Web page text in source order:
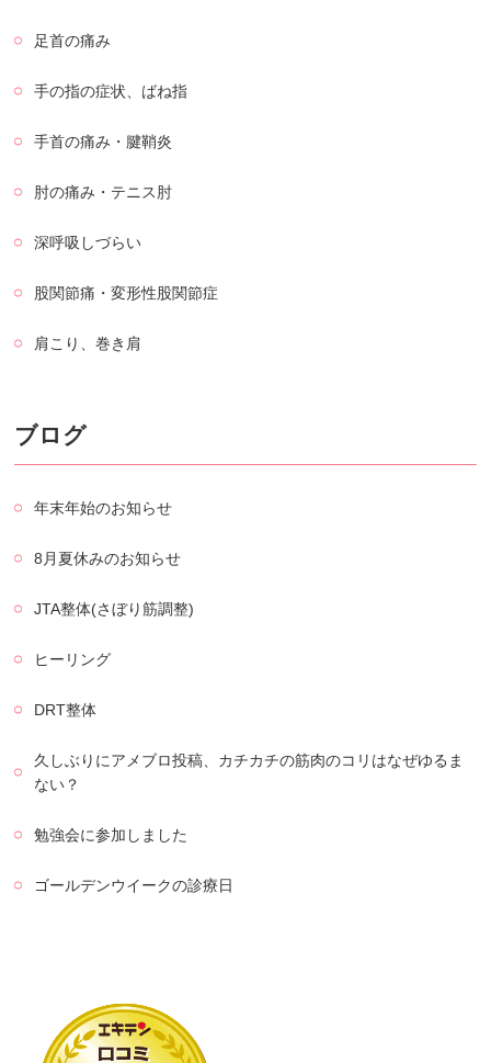
足首の痛み
手の指の症状、ばね指
手首の痛み・腱鞘炎
肘の痛み・テニス肘
深呼吸しづらい
股関節痛・変形性股関節症
肩こり、巻き肩
ブログ
年末年始のお知らせ
8月夏休みのお知らせ
JTA整体(さぼり筋調整)
ヒーリング
DRT整体
久しぶりにアメブロ投稿、カチカチの筋肉のコリはなぜゆるま
ない？
勉強会に参加しました
ゴールデンウイークの診療日